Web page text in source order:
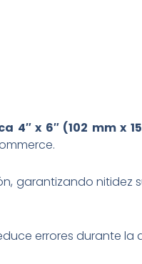
x 6″ (102 mm x
garantizando nitidez
errores durante la